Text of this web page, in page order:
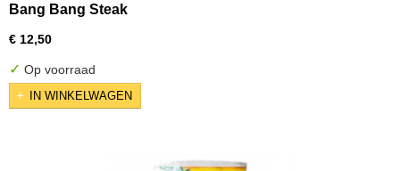
Bang Bang Steak
€ 12,50
✓ Op voorraad
IN WINKELWAGEN